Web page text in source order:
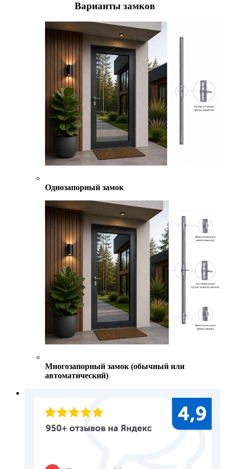
Варианты замков
Однозапорный замок
Многозапорный замок (обычный или
автоматический)